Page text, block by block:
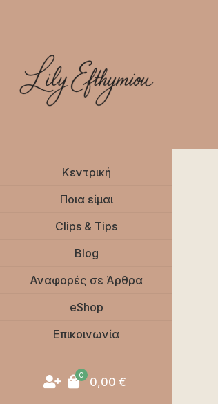
Κεντρική
Ποια είμαι
Clips & Tips
Blog
Αναφορές σε Άρθρα
eShop
Επικοινωνία
0 0,00 €